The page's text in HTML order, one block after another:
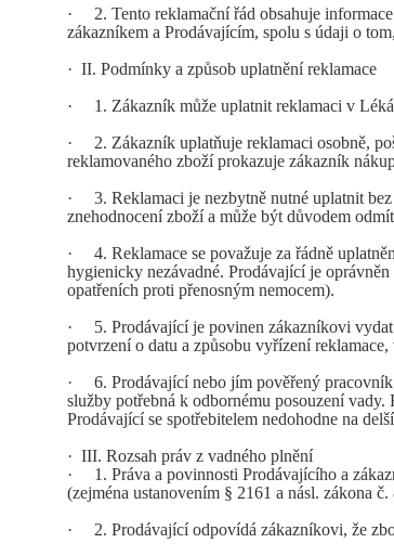
· 2. Tento reklamační řád obsahuje
zákazníkem a Prodávajícím, spolu s údaji o
· II. Podmínky a způsob uplatnění reklamace
·
1. Zákazník může uplatnit reklamaci v
· 2. Zákazník uplatňuje reklamaci osobně,
reklamovaného zboží prokazuje zákazník
· 3. Reklamaci je nezbytně nutné uplatnit
znehodnocení zboží a může být důvodem
· 4. Reklamace se považuje za řádně
hygienicky nezávadné. Prodávající je
opatřeních proti přenosným nemocem).
· 5. Prodávající je povinen zákazníkovi vydat
potvrzení o datu a způsobu vyřízení
· 6. Prodávající nebo jím pověřený pracovník
služby potřebná k odbornému posouzení
Prodávající se spotřebitelem nedohodne na
· III. Rozsah práv z vadného plnění
· 1. Práva a povinnosti Prodávajícího a
(zejména ustanovením § 2161 a násl. zákona
· 2. Prodávající odpovídá zákazníkovi, že